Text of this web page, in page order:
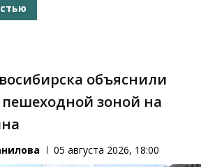
объяснили
зоной на
05 августа 2026, 18:00